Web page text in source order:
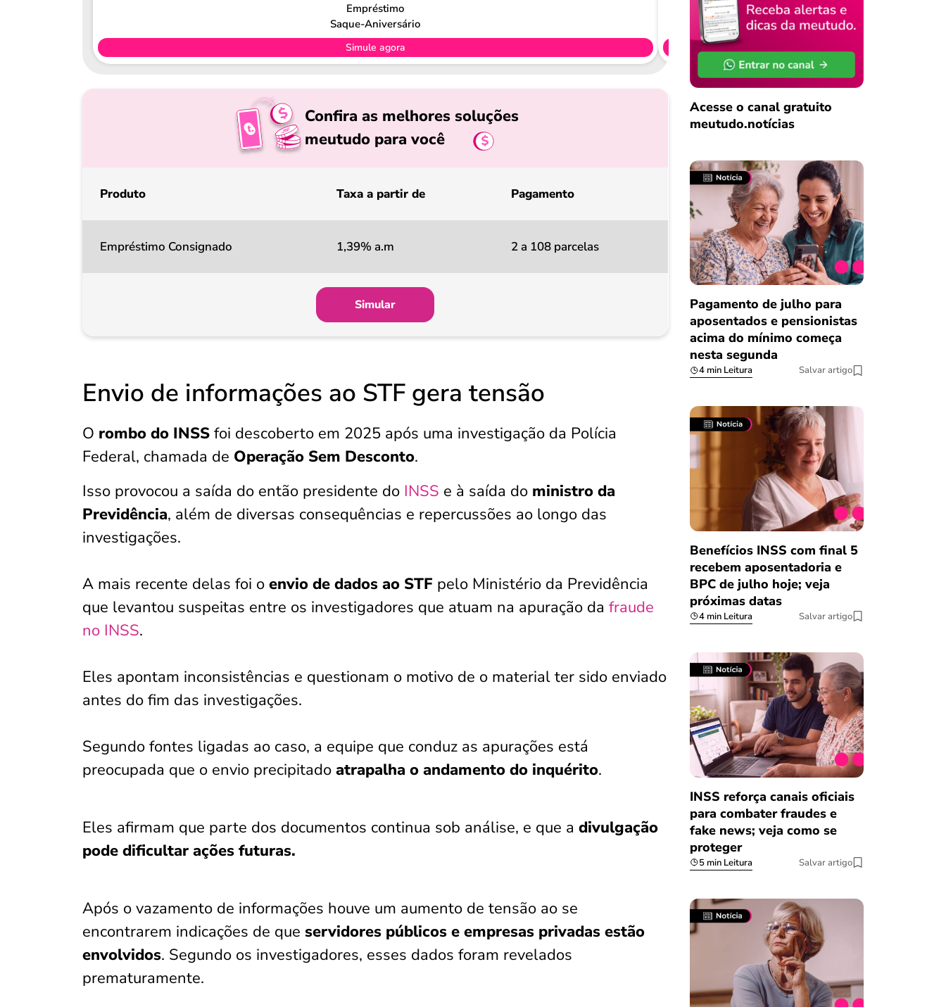
Empréstimo
Saque-Aniversário
Simule agora
Confira as melhores soluções
meutudo para você
Produto Taxa a partir de Pagamento
Empréstimo Consignado 1,39% a.m 2 a 108 parcelas
Simular
Envio de informações ao STF gera tensão
O rombo do INSS foi descoberto em 2025 após uma investigação da Polícia
Federal, chamada de Operação Sem Desconto.
Isso provocou a saída do então presidente do INSS e à saída do ministro da
Previdência, além de diversas consequências e repercussões ao longo das
investigações.
A mais recente delas foi o envio de dados ao STF pelo Ministério da Previdência
que levantou suspeitas entre os investigadores que atuam na apuração da fraude
no INSS.
Eles apontam inconsistências e questionam o motivo de o material ter sido enviado
antes do fim das investigações.
Segundo fontes ligadas ao caso, a equipe que conduz as apurações está
preocupada que o envio precipitado atrapalha o andamento do inquérito.
Eles afirmam que parte dos documentos continua sob análise, e que a divulgação
pode dificultar ações futuras.
Após o vazamento de informações houve um aumento de tensão ao se
encontrarem indicações de que servidores públicos e empresas privadas estão
envolvidos. Segundo os investigadores, esses dados foram revelados
prematuramente.
Acesse o canal gratuito
meutudo.notícias
Pagamento de julho para
aposentados e pensionistas
acima do mínimo começa
nesta segunda
4 min Leitura Salvar artigo
Benefícios INSS com final 5
recebem aposentadoria e
BPC de julho hoje; veja
próximas datas
4 min Leitura Salvar artigo
INSS reforça canais oficiais
para combater fraudes e
fake news; veja como se
proteger
5 min Leitura Salvar artigo